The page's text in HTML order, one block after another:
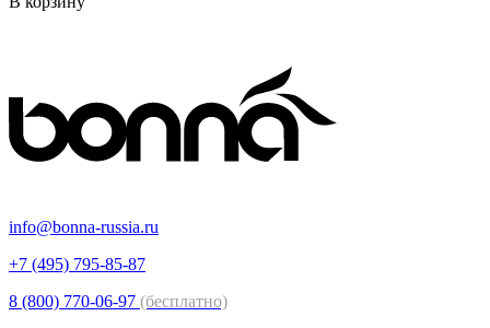
info@bonna-russia.ru
+7 (495) 795-85-87
8 (800) 770-06-97 (бесплатно)